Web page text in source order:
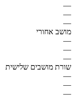
—
—
—
מושב אחורי
—
—
—
שורת מושבים שלישית
—
—
—